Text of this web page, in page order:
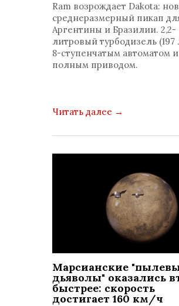
Ram возрождает Dakota:
среднеразмерный пикап
Аргентины и Бразилии. 2,2-
литровый турбодизель (197
8-ступенчатым автоматом и
полным приводом.
Читать далее →
Марсианские
дьяволы" оказались
быстрее: скорость
достигает 160 км/ч